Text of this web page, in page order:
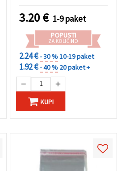
3.20€ 1-9 paket
POPUSTI
ZA KOLIČINO
2.24 €- 30 %10-19 paket
1.92 €- 40 % 20 paket +
KUPI